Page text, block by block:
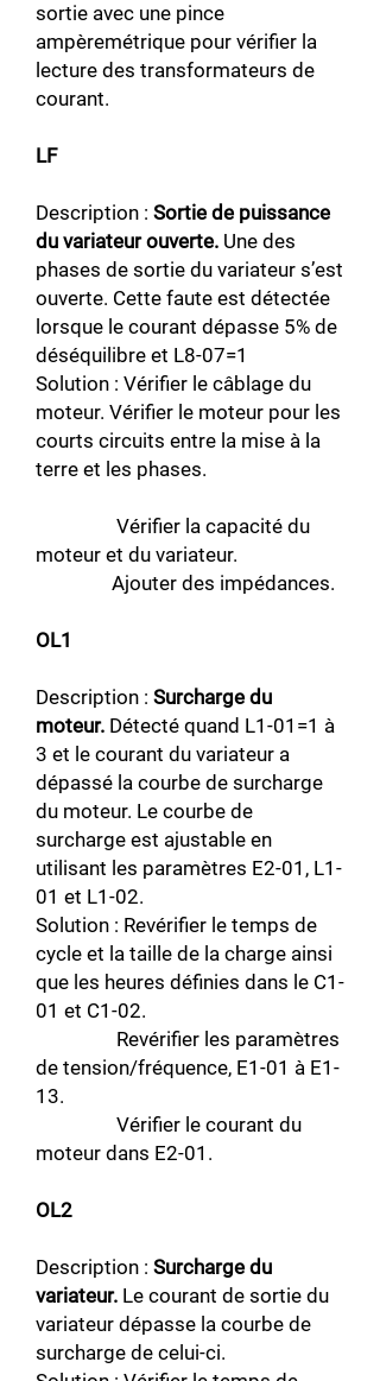
sortie avec une pince
ampèremétrique pour vérifier la
lecture des transformateurs de
courant.
LF
Description : Sortie de puissance
du variateur ouverte. Une des
phases de sortie du variateur s’est
ouverte. Cette faute est détectée
lorsque le courant dépasse 5% de
déséquilibre et L8-07=1
Solution : Vérifier le câblage du
moteur. Vérifier le moteur pour les
courts circuits entre la mise à la
terre et les phases.
Vérifier la capacité du
moteur et du variateur.
Ajouter des impédances.
OL1
Description : Surcharge du
moteur. Détecté quand L1-01=1 à
3 et le courant du variateur a
dépassé la courbe de surcharge
du moteur. Le courbe de
surcharge est ajustable en
utilisant les paramètres E2-01, L1-
01 et L1-02.
Solution : Revérifier le temps de
cycle et la taille de la charge ainsi
que les heures définies dans le C1-
01 et C1-02.
Revérifier les paramètres
de tension/fréquence, E1-01 à E1-
13.
Vérifier le courant du
moteur dans E2-01.
OL2
Description : Surcharge du
variateur. Le courant de sortie du
variateur dépasse la courbe de
surcharge de celui-ci.